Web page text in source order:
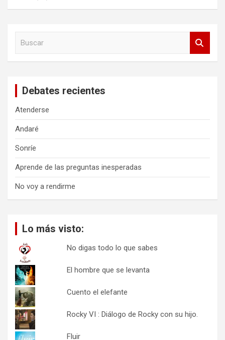
Debates recientes
Atenderse
Andaré
Sonríe
Aprende de las preguntas inesperadas
No voy a rendirme
Lo más visto:
No digas todo lo que sabes
El hombre que se levanta
Cuento el elefante
Rocky VI : Diálogo de Rocky con su hijo.
Fluir